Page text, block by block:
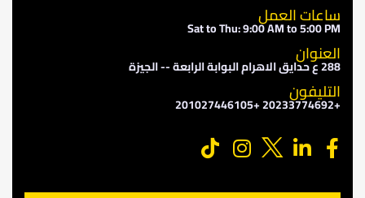
ساعات العمل
Sat to Thu: 9:00 AM to 5:00 PM
العنوان
288 ع حدايق الاهرام البوابة الرابعة -- الجيزة
التليفون
+20233774692 +201027446105